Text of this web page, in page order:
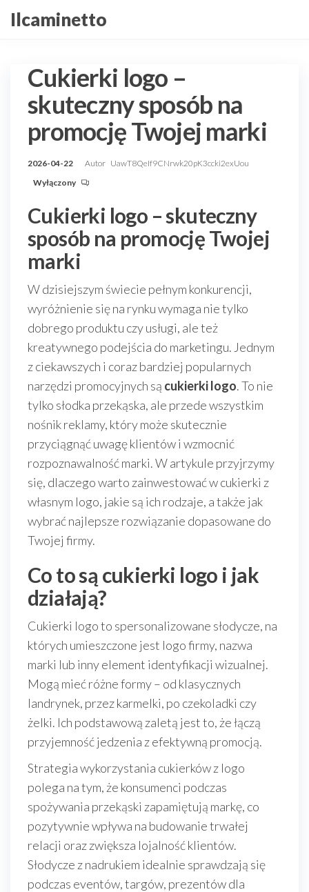
Przejdź
doIlcaminetto
Cukierki logo –
skuteczny sposób na
promocję Twojej marki
2026-04-22 Autor UawT8QeIf9CNrwk20pK3ccki2exUou
Wyłączony
Cukierki logo – skuteczny
sposób na promocję Twojej
marki
W dzisiejszym świecie pełnym konkurencji,
wyróżnienie się na rynku wymaga nie tylko
dobrego produktu czy usługi, ale też
kreatywnego podejścia do marketingu. Jednym
z ciekawszych i coraz bardziej popularnych
narzędzi promocyjnych są cukierki logo. To nie
tylko słodka przekąska, ale przede wszystkim
nośnik reklamy, który może skutecznie
przyciągnąć uwagę klientów i wzmocnić
rozpoznawalność marki. W artykule przyjrzymy
się, dlaczego warto zainwestować w cukierki z
własnym logo, jakie są ich rodzaje, a także jak
wybrać najlepsze rozwiązanie dopasowane do
Twojej firmy.
Co to są cukierki logo i jak
działają?
Cukierki logo to spersonalizowane słodycze, na
których umieszczone jest logo firmy, nazwa
marki lub inny element identyfikacji wizualnej.
Mogą mieć różne formy – od klasycznych
landrynek, przez karmelki, po czekoladki czy
żelki. Ich podstawową zaletą jest to, że łączą
przyjemność jedzenia z efektywną promocją.
Strategia wykorzystania cukierków z logo
polega na tym, że konsumenci podczas
spożywania przekąski zapamiętują markę, co
pozytywnie wpływa na budowanie trwałej
relacji oraz zwiększa lojalność klientów.
Słodycze z nadrukiem idealnie sprawdzają się
podczas eventów, targów, prezentów dla